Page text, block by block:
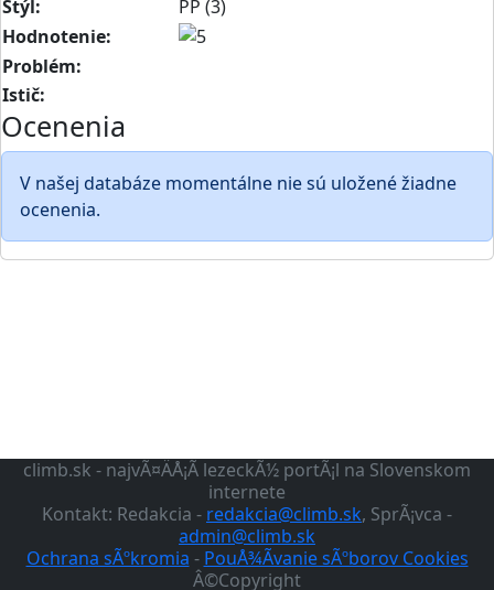
Štýl:
PP (3)
Hodnotenie:
Problém:
Istič:
Ocenenia
V našej databáze momentálne nie sú uložené žiadne
ocenenia.
climb.sk - najvÃ¤ÄÅ¡Ã­ lezeckÃ½ portÃ¡l na Slovenskom
internete
Kontakt: Redakcia - redakcia@climb.sk, SprÃ¡vca -
admin@climb.sk
Ochrana sÃºkromia - PouÅ¾Ã­vanie sÃºborov Cookies
Â©Copyright